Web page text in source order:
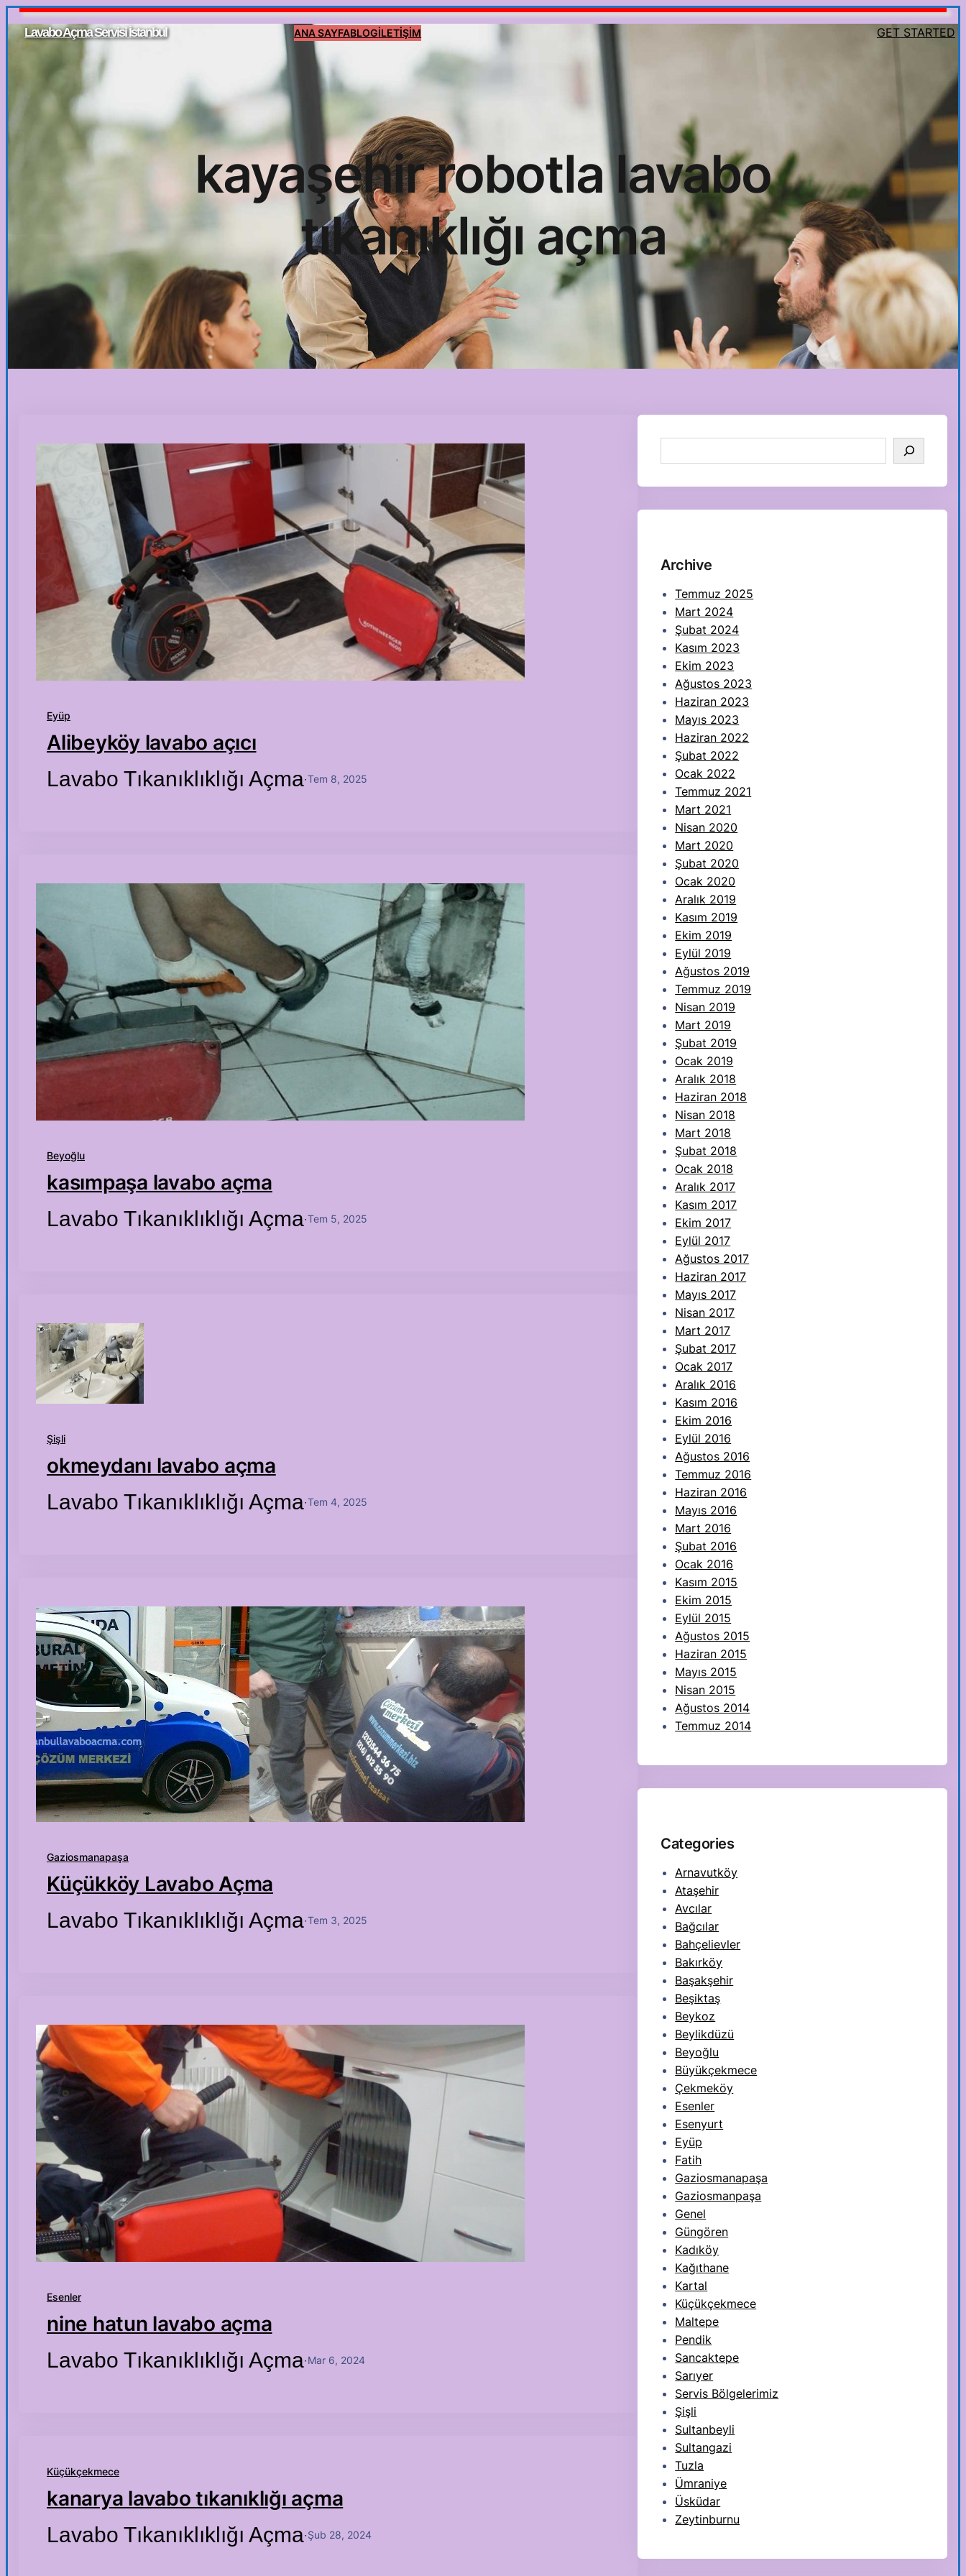
İçeriğe
geçLavabo Açma Servisi İstanbul ANA SAYFABLOGİLETİŞİM GET STARTED
kayaşehir robotla lavabo
tıkanıklığı açma
Eyüp
Alibeyköy lavabo açıcı
Lavabo Tıkanıklıklığı Açma·Tem 8, 2025
Beyoğlu
kasımpaşa lavabo açma
Lavabo Tıkanıklıklığı Açma·Tem 5, 2025
Şişli
okmeydanı lavabo açma
Lavabo Tıkanıklıklığı Açma·Tem 4, 2025
Gaziosmanapaşa
Küçükköy Lavabo Açma
Lavabo Tıkanıklıklığı Açma·Tem 3, 2025
Esenler
nine hatun lavabo açma
Lavabo Tıkanıklıklığı Açma·Mar 6, 2024
Küçükçekmece
kanarya lavabo tıkanıklığı açma
Lavabo Tıkanıklıklığı Açma·Şub 28, 2024
e
Archive
Temmuz 2025
Mart 2024
Şubat 2024
Kasım 2023
Ekim 2023
Ağustos 2023
Haziran 2023
Mayıs 2023
Haziran 2022
Şubat 2022
Ocak 2022
Temmuz 2021
Mart 2021
Nisan 2020
Mart 2020
Şubat 2020
Ocak 2020
Aralık 2019
Kasım 2019
Ekim 2019
Eylül 2019
Ağustos 2019
Temmuz 2019
Nisan 2019
Mart 2019
Şubat 2019
Ocak 2019
Aralık 2018
Haziran 2018
Nisan 2018
Mart 2018
Şubat 2018
Ocak 2018
Aralık 2017
Kasım 2017
Ekim 2017
Eylül 2017
Ağustos 2017
Haziran 2017
Mayıs 2017
Nisan 2017
Mart 2017
Şubat 2017
Ocak 2017
Aralık 2016
Kasım 2016
Ekim 2016
Eylül 2016
Ağustos 2016
Temmuz 2016
Haziran 2016
Mayıs 2016
Mart 2016
Şubat 2016
Ocak 2016
Kasım 2015
Ekim 2015
Eylül 2015
Ağustos 2015
Haziran 2015
Mayıs 2015
Nisan 2015
Ağustos 2014
Temmuz 2014
Categories
Arnavutköy
Ataşehir
Avcılar
Bağcılar
Bahçelievler
Bakırköy
Başakşehir
Beşiktaş
Beykoz
Beylikdüzü
Beyoğlu
Büyükçekmece
Çekmeköy
Esenler
Esenyurt
Eyüp
Fatih
Gaziosmanapaşa
Gaziosmanpaşa
Genel
Güngören
Kadıköy
Kağıthane
Kartal
Küçükçekmece
Maltepe
Pendik
Sancaktepe
Sarıyer
Servis Bölgelerimiz
Şişli
Sultanbeyli
Sultangazi
Tuzla
Ümraniye
Üsküdar
Zeytinburnu